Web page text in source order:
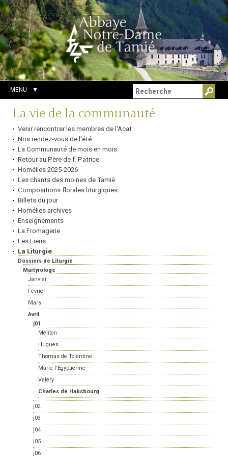
Aller
au
contenu.
|
Aller
à
la
navigation
Outils
personnels
Chercher par
Recherche
avancée…
MENU
Navigation
La vie de la communauté
Venir rencontrer les membres de l'Acat
Nos rendez-vous de l'été
La Communauté de mois en mois
Retour au Père de f. Patrice
Homélies 2025-2026
Les chants des moines de Tamié
Compositions florales liturgiques
Billets du jour
Homélies archives
Enseignements
La Fromagerie
Les Liens
La Liturgie
Dossiers de Liturgie
Martyrologe
Janvier
Février
Mars
Avril
j01
Méliton
Hugues
Thomas de Tolentino
Marie l'Égyptienne
Valéry
Charles de Habsbourg
j02
j03
j04
j05
j06